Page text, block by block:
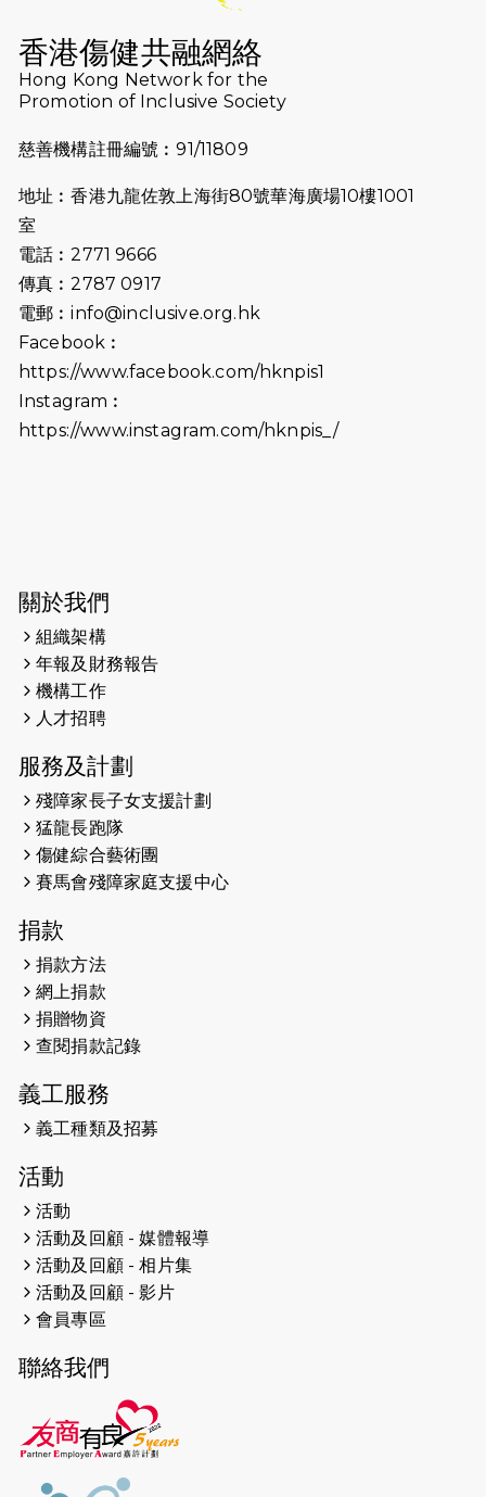
猛龍長跑隊恆常練習 - 7月16日
2026-07-10
【猛龍戈壁118公里分享暨香港傷健共
融網絡15周年晚宴】
2026-07-09
猛龍長跑隊恆常練習 - 7月9日（19:00
2026-07-02
2026-06-25
（19:00開始）
2026-06-18
猛龍長跑隊恆常練習 - 6月18日
2026-06-11
猛龍長跑隊恆常練習 - 6月11日（19:00
2026-05-28
2026-05-22
2026-05-21
2026-05-14
（19:00開始）
2026-05-07
開始）
2026-04-30
2026-04-25
2026-04-24
2026-04-23
2026-04-19
2026-04-16
猛龍長跑隊恆常練習 - 4月16日
（19:00開始）
2026-04-12
2026-04-11
2026-04-10 太古家＋賞系列：漫步魔術與音樂
2026-04-09
香港傷健共融網絡
Hong Kong Network for the
Promotion of Inclusive Society
慈善機構註冊編號︰91/11809
地址︰香港九龍佐敦上海街80號華海廣場10樓1001
室
電話︰2771 9666
傳真︰2787 0917
電郵︰info@inclusive.org.hk
Facebook︰
https://www.facebook.com/hknpis1
Instagram︰
https://www.instagram.com/hknpis_/
關於我們
組織架構
年報及財務報告
機構工作
人才招聘
服務及計劃
殘障家長子女支援計劃
猛龍長跑隊
傷健綜合藝術團
賽馬會殘障家庭支援中心
捐款
捐款方法
網上捐款
捐贈物資
查閱捐款記錄
義工服務
義工種類及招募
活動
活動
活動及回顧 - 媒體報導
活動及回顧 - 相片集
活動及回顧 - 影片
會員專區
聯絡我們